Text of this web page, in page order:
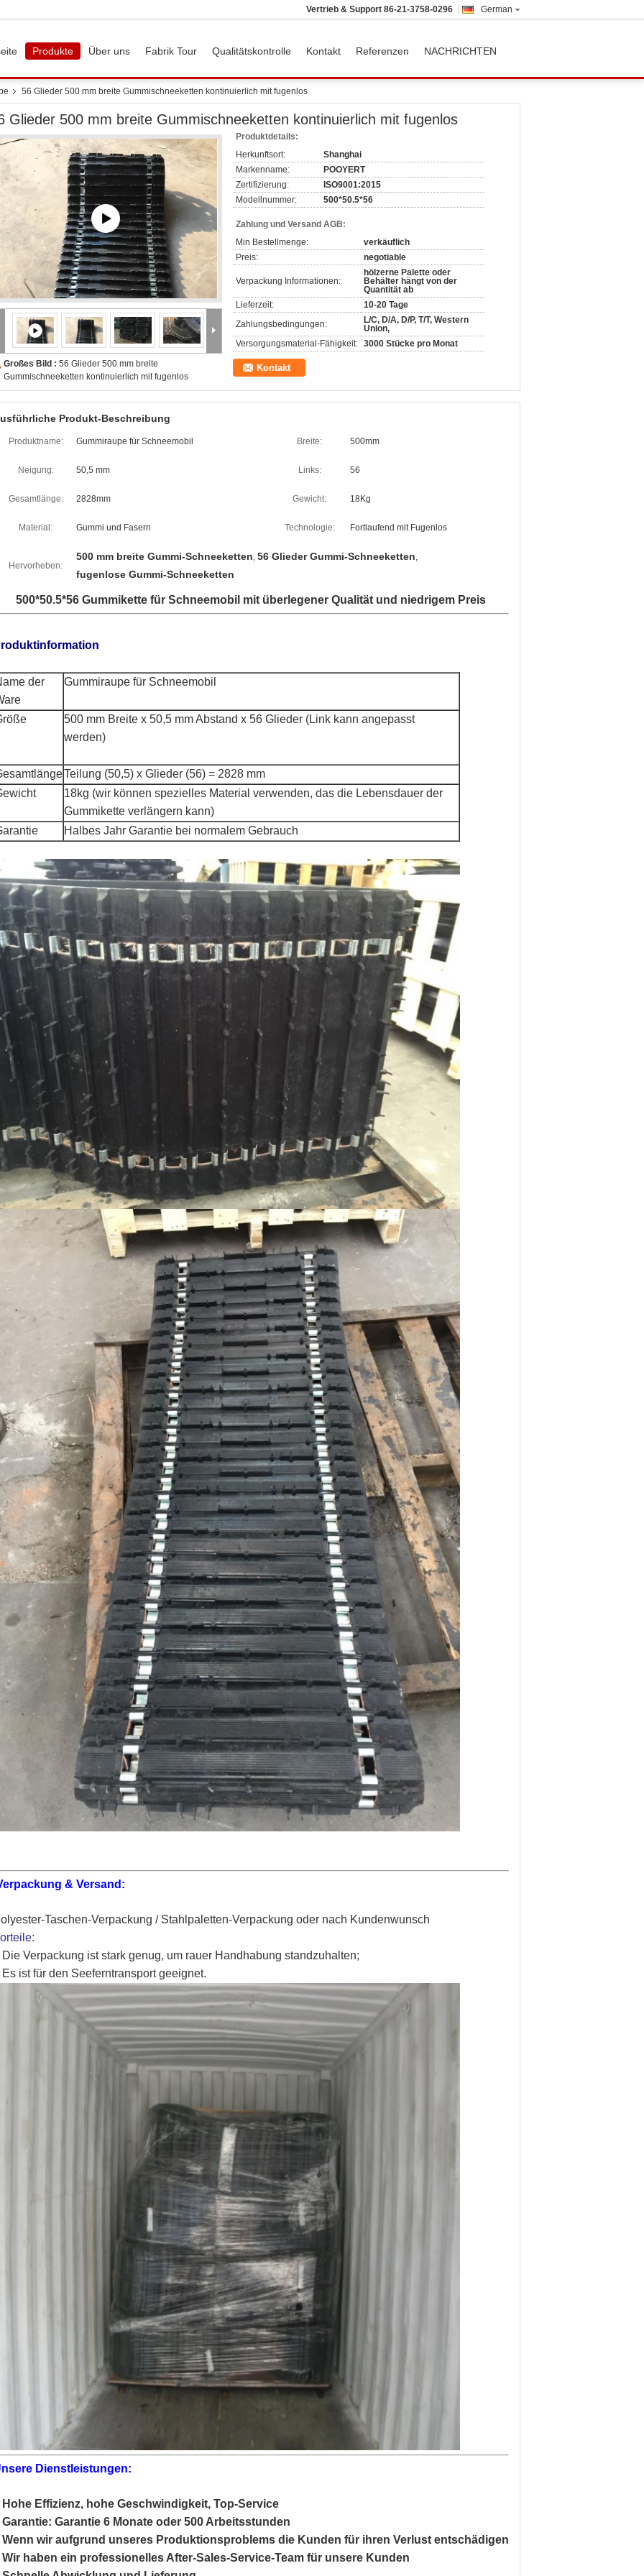
German
Vertrieb & Support 86-21-3758-0296
Produkte Über uns Fabrik Tour Qualitätskontrolle Kontakt Referenzen NACHRICHTEN
56 Glieder 500 mm breite Gummischneeketten kontinuierlich mit fugenlos
Glieder 500 mm breite Gummischneeketten kontinuierlich mit fugenlos
Großes Bild : 56 Glieder 500 mm breite
Gummischneeketten kontinuierlich mit fugenlos
Produktdetails:
Herkunftsort:
Shanghai
Markenname:
POOYERT
Zertifizierung:
ISO9001:2015
Modellnummer:
500*50.5*56
Zahlung und Versand AGB:
Min Bestellmenge:
verkäuflich
Preis:
negotiable
Verpackung Informationen:
hölzerne Palette oder
Behälter hängt von der
Quantität ab
Lieferzeit:
10-20 Tage
Zahlungsbedingungen:
L/C, D/A, D/P, T/T, Western
Union,
Versorgungsmaterial-Fähigkeit: 3000 Stücke pro Monat
Kontakt
Produkt-Beschreibung
Produktname: Gummiraupe für Schneemobil Breite: 500mm
Neigung: 50,5 mm Links: 56
Gesamtlänge: 2828mm Gewicht: 18Kg
Material: Gummi und Fasern Technologie: Fortlaufend mit Fugenlos
Hervorheben:
500 mm breite Gummi-Schneeketten, 56 Glieder Gummi-Schneeketten,
fugenlose Gummi-Schneeketten
500*50.5*56 Gummikette für Schneemobil mit überlegener Qualität und niedrigem Preis
der
Gummiraupe für Schneemobil
500 mm Breite x 50,5 mm Abstand x 56 Glieder (Link kann angepasst
werden)
Teilung (50,5) x Glieder (56) = 2828 mm
18kg (wir können spezielles Material verwenden, das die Lebensdauer der
Gummikette verlängern kann)
Halbes Jahr Garantie bei normalem Gebrauch
& Versand:
Taschen-Verpackung / Stahlpaletten-Verpackung oder nach Kundenwunsch
Die Verpackung ist stark genug, um rauer Handhabung standzuhalten;
Es ist für den Seeferntransport geeignet.
Dienstleistungen:
Hohe Effizienz, hohe Geschwindigkeit, Top-Service
Garantie: Garantie 6 Monate oder 500 Arbeitsstunden
Wenn wir aufgrund unseres Produktionsproblems die Kunden für ihren Verlust entschädigen
Wir haben ein professionelles After-Sales-Service-Team für unsere Kunden